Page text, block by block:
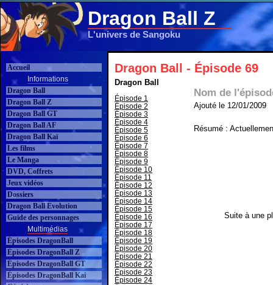
Dragon Ball Z
L'univers de Sangoku
Accueil
Informations
Dragon Ball
Dragon Ball Z
Dragon Ball GT
Dragon Ball AF
Dragon Ball Kaï
Les films
Le Manga
DVD, Coffrets
Jeux vidéos
Dossiers
Dragon Ball Evolution
Guide des personnages
Multimédias
Épisodes DragonBall
Épisodes DragonBall Z
Épisodes DragonBall GT
Épisodes DragonBall Kai
Dragon Ball - Épisode 69
Dragon Ball
Épisode 1
Épisode 2
Épisode 3
Épisode 4
Épisode 5
Épisode 6
Épisode 7
Épisode 8
Épisode 9
Épisode 10
Épisode 11
Épisode 12
Épisode 13
Épisode 14
Épisode 15
Épisode 16
Épisode 17
Épisode 18
Épisode 19
Épisode 20
Épisode 21
Épisode 22
Épisode 23
Épisode 24
Nom de
Ajouté le 12/01/2009
Résumé :
Suite à une